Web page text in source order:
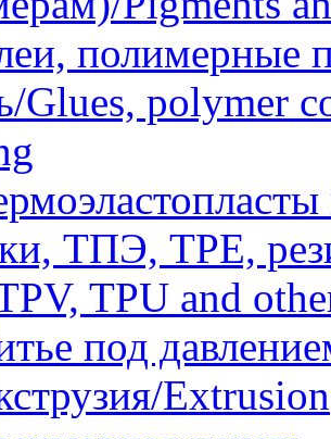
полимерные
Glues, polymer
ТПЭ, TPE,
TPU and
под
Extrusion